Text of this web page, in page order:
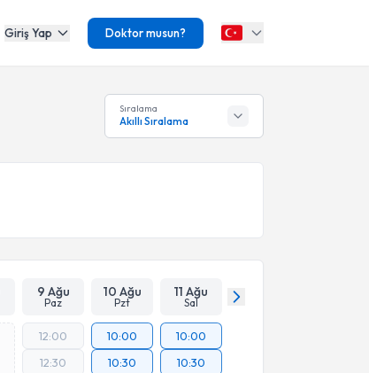
Giriş Yap Doktor musun?
Sıralama
Akıllı Sıralama
9 Ağu
Paz
10 Ağu
Pzt
11 Ağu
Sal
12:00
12:30
10:00
10:30
10:00
10:30